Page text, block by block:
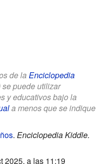
de la Enciclopedia
puede utilizar
y educativos bajo la
a menos que se indique
. Enciclopedia Kiddle.
2025, a las 11:19